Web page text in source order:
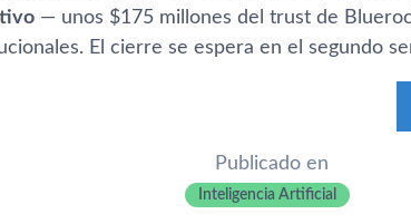
— unos $175 millones del trust de
El cierre se espera en el segundo
Publicado en
Inteligencia Artificial